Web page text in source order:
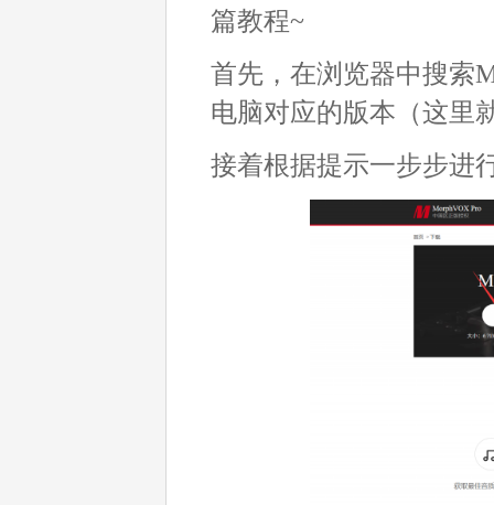
篇教程~
首先，在浏览器中搜索
电脑对应的版本（这里
接着根据提示一步步进